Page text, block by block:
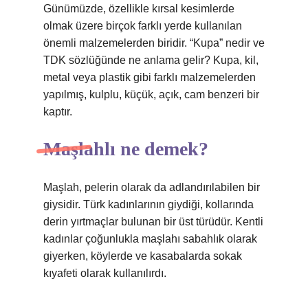
Günümüzde, özellikle kırsal kesimlerde
olmak üzere birçok farklı yerde kullanılan
önemli malzemelerden biridir. “Kupa” nedir ve
TDK sözlüğünde ne anlama gelir? Kupa, kil,
metal veya plastik gibi farklı malzemelerden
yapılmış, kulplu, küçük, açık, cam benzeri bir
kaptır.
Maşlahlı ne demek?
Maşlah, pelerin olarak da adlandırılabilen bir
giysidir. Türk kadınlarının giydiği, kollarında
derin yırtmaçlar bulunan bir üst türüdür. Kentli
kadınlar çoğunlukla maşlahı sabahlık olarak
giyerken, köylerde ve kasabalarda sokak
kıyafeti olarak kullanılırdı.